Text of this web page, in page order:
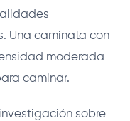
Una caminata con
moderada
caminar.
sobre